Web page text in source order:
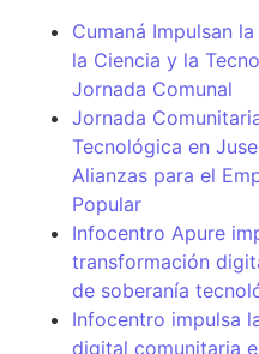
Cumaná Impulsan
la Ciencia y la
Jornada Comunal
Jornada
Tecnológica en
Alianzas para el
Popular
Infocentro Apure
transformación
de soberanía
Infocentro impulsa
digital comunitaria